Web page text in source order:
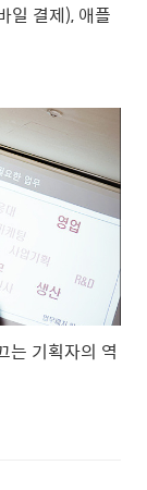
일 결제), 애플
는 기획자의 역